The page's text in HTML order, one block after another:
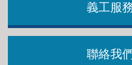
義工服
聯絡我們